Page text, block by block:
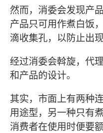
然而，消委会发现产
产品只可用作煮白饭
滴收集孔，以防止出
经过消委会斡旋，代
和产品的设计。
其实，市面上有两种
用途型，另一种只有
消费者在使用时便要额